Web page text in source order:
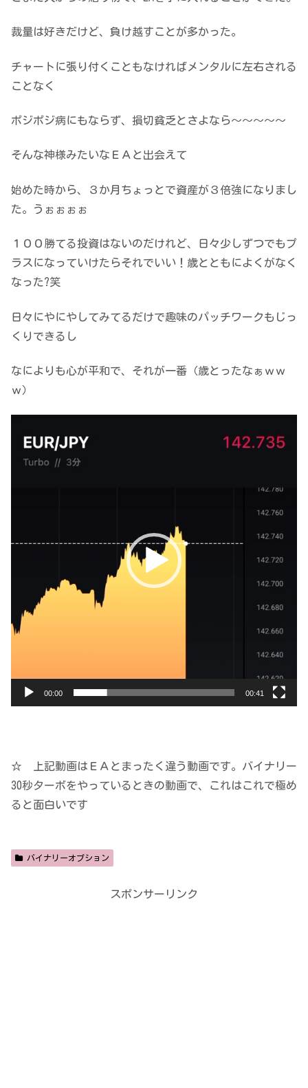
裁量は好きだけど、負け越すことが多かった。
チャートに張り付くこともなければメンタルに左右される
ことなく
ポジポジ病にもならず、損切貧乏とさよなら～～～～～
そんな神様みたいなＥＡと出会えて
始めた時から、３か月ちょっとで資産が３倍強になりまし
た。うぉぉぉぉ
１００勝てる投資はないのだけれど、日々少しずつでもプ
ラスになっていけたらそれでいい！歳とともによくがなく
なった?笑
日々にやにやしてみてるだけで趣味のパッチワークもじっ
くりできるし
なによりも心が平和で、それが一番（歳とったなぁｗｗ
ｗ）
00:00 00:41
☆ 上記動画はＥＡとまったく違う動画です。バイナリー
30秒ターボをやっているときの動画で、これはこれで極め
ると面白いです
バイナリーオプション
スポンサーリンク